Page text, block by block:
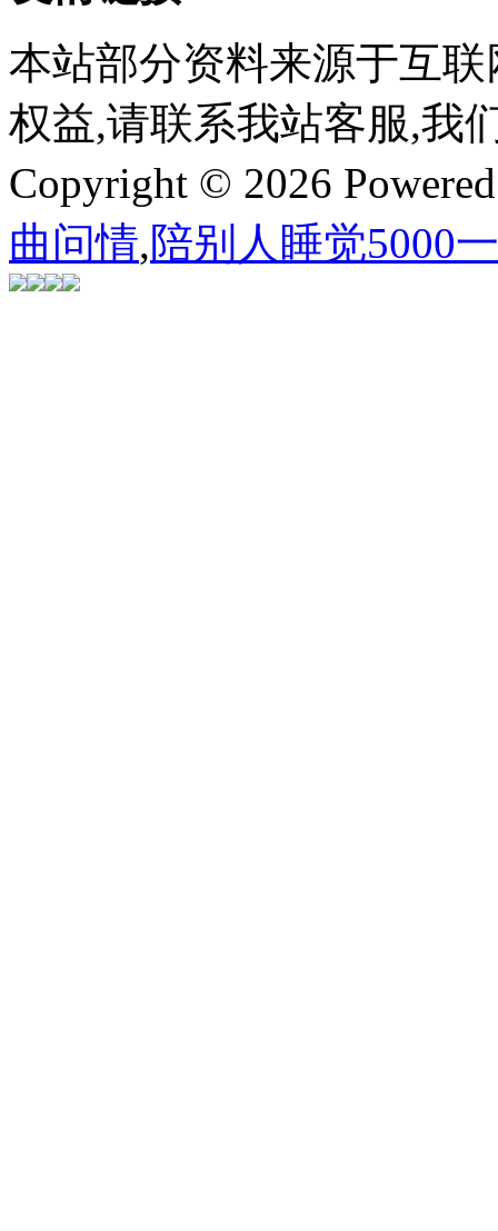
本站部分资料来源于互
权益,请联系我站客服,我
Copyright © 2026
曲问情,陪别人睡觉5000